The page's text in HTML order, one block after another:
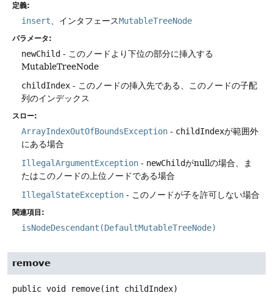
定義:
insert 、インタフェースMutableTreeNode
パラメータ:
newChild - このノードより下位の部分に挿入する
MutableTreeNode
childIndex - このノードの挿入先である、このノードの子配
列のインデックス
スロー:
ArrayIndexOutOfBoundsException - childIndexが範囲外
にある場合
IllegalArgumentException - newChildがnullの場合、ま
たはこのノードの上位ノードである場合
IllegalStateException - このノードが子を許可しない場合
関連項目:
isNodeDescendant(DefaultMutableTreeNode)
remove
public void remove(int childIndex)